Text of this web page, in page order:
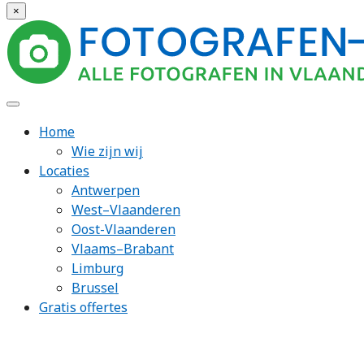
×
Home
Wie zijn wij
Locaties
Antwerpen
West–Vlaanderen
Oost-Vlaanderen
Vlaams–Brabant
Limburg
Brussel
Gratis offertes